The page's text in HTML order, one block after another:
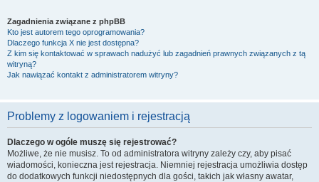
Zagadnienia związane z phpBB
Kto jest autorem tego oprogramowania?
Dlaczego funkcja X nie jest dostępna?
Z kim się kontaktować w sprawach nadużyć lub zagadnień prawnych związanych z tą
witryną?
Jak nawiązać kontakt z administratorem witryny?
Problemy z logowaniem i rejestracją
Dlaczego w ogóle muszę się rejestrować?
Możliwe, że nie musisz. To od administratora witryny zależy czy, aby pisać
wiadomości, konieczna jest rejestracja. Niemniej rejestracja umożliwia dostęp
do dodatkowych funkcji niedostępnych dla gości, takich jak własny awatar,